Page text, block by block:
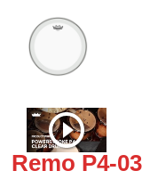
Remo P4-